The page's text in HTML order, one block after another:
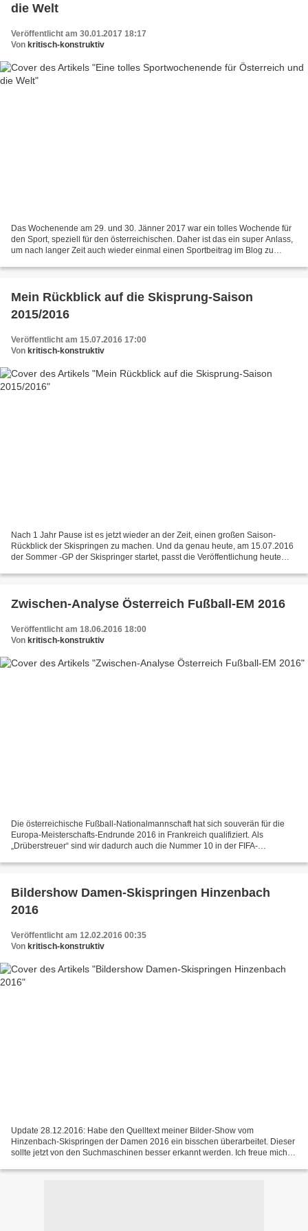
die Welt
Veröffentlicht am 30.01.2017 18:17
Von kritisch-konstruktiv
Das Wochenende am 29. und 30. Jänner 2017 war ein tolles Wochende für
den Sport, speziell für den österreichischen. Daher ist das ein super Anlass,
um nach langer Zeit auch wieder einmal einen Sportbeitrag im Blog zu
Mein Rückblick auf die Skisprung-Saison
2015/2016
Veröffentlicht am 15.07.2016 17:00
Von kritisch-konstruktiv
Nach 1 Jahr Pause ist es jetzt wieder an der Zeit, einen großen Saison-
Rückblick der Skispringen zu machen. Und da genau heute, am 15.07.2016
der Sommer -GP der Skispringer startet, passt die Veröffentlichung heute
Zwischen-Analyse Österreich Fußball-EM 2016
Veröffentlicht am 18.06.2016 18:00
Von kritisch-konstruktiv
Die österreichische Fußball-Nationalmannschaft hat sich souverän für die
Europa-Meisterschafts-Endrunde 2016 in Frankreich qualifiziert. Als
„Drüberstreuer“ sind wir dadurch auch die Nummer 10 in der FIFA-
Bildershow Damen-Skispringen Hinzenbach
2016
Veröffentlicht am 12.02.2016 00:35
Von kritisch-konstruktiv
Update 28.12.2016: Habe den Quelltext meiner Bilder-Show vom
Hinzenbach-Skispringen der Damen 2016 ein bisschen überarbeitet. Dieser
sollte jetzt von den Suchmaschinen besser erkannt werden. Ich freue mich